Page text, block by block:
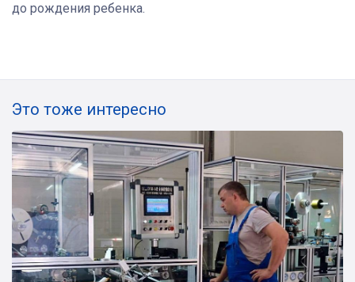
до рождения ребенка.
Это тоже интересно